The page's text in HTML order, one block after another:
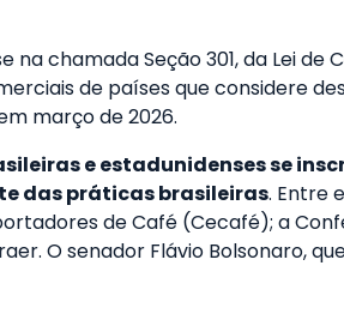
chamada Seção 301, da Lei de
de países que considere
março de 2026.
e estadunidenses se
das práticas brasileiras. Entre
de Café (Cecafé); a
O senador Flávio Bolsonaro,